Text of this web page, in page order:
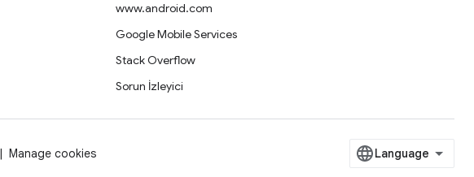
www.android.com
Google Mobile Services
Stack Overflow
Sorun İzleyici
Manage cookies